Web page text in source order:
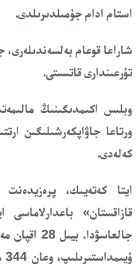
استام ادام جۇمىلدىرىلدى.
شاراعا قوعام بەلسەندىلەرى،
تۇرعىندارى قاتىستى.
وبلىس اكىمدىگىنىڭ
ورتاعا جاۋاپكەرشىلىگىن
كەلەدى.
ايتا كەتەيىك،
قازاقستان» باعدارلاماسى